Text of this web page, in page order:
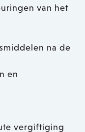
van het
na de
en
vergiftiging